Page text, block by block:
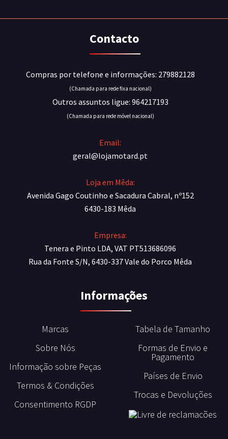
Contacto
Compras por telefone e informações: 279882128
(Chamada para rede fixa nacional)
Outros assuntos ligue: 964217193
(Chamada para rede móvel nacional)
Email:
geral@lojamotard.pt
Loja em Mêda:
Avenida Gago Coutinho e Sacadura Cabral, nº152
6430-183 Mêda
Empresa:
Tenera e Pinto LDA, VAT PT513686096
Rua da Fonte S/N, 6430-337 Vale do Porco Mêda
Informações
Marcas
Sobre Nós
Informação sobre Peças
Termos & Condições
Consentimento RGDP
Tabela de Tamanho
Formas de Envio e
Pagamento
Países de Envio
Trocas e Devoluções